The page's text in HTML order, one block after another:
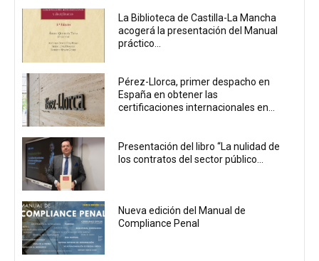
La Biblioteca de Castilla-La Mancha
acogerá la presentación del Manual
práctico...
Pérez-Llorca, primer despacho en
España en obtener las
certificaciones internacionales en...
Presentación del libro “La nulidad de
los contratos del sector público...
Nueva edición del Manual de
Compliance Penal